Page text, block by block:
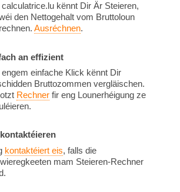
calculatrice.lu kënnt Dir Är Steieren,
den Nettogehalt vom Bruttoloun
Ausréchnen.
an effizient
engem einfache Klick kënnt Dir
Bruttozommen vergläischen.
Rechnerfir eng Lounerhéigung ze
kontaktéiert eis, falls die
mam Steieren-Rechner